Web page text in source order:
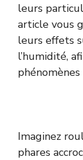
leurs
article vous
leurs effets
l’humidité,
Imaginez
phares